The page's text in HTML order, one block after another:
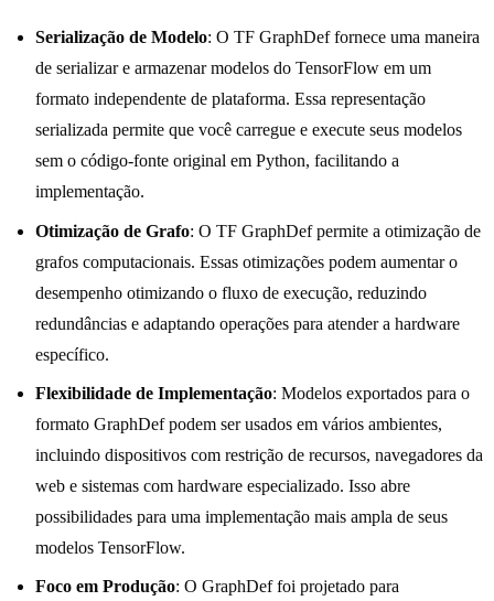
Serialização de Modelo: O TF GraphDef fornece uma maneira
de serializar e armazenar modelos do TensorFlow em um
formato independente de plataforma. Essa representação
serializada permite que você carregue e execute seus modelos
sem o código-fonte original em Python, facilitando a
implementação.
Otimização de Grafo: O TF GraphDef permite a otimização de
grafos computacionais. Essas otimizações podem aumentar o
desempenho otimizando o fluxo de execução, reduzindo
redundâncias e adaptando operações para atender a hardware
específico.
Flexibilidade de Implementação: Modelos exportados para o
formato GraphDef podem ser usados em vários ambientes,
incluindo dispositivos com restrição de recursos, navegadores da
web e sistemas com hardware especializado. Isso abre
possibilidades para uma implementação mais ampla de seus
modelos TensorFlow.
Foco em Produção: O GraphDef foi projetado para